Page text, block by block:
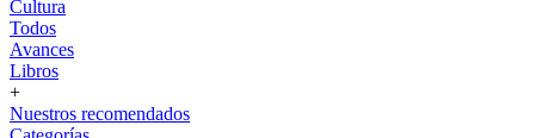
Cultura
Todos
Avances
Libros
+
Nuestros recomendados